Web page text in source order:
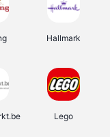
Hallmark
Lego